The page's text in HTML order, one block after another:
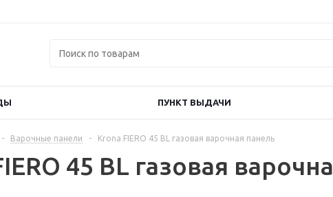
ПУНКТ ВЫДАЧИ
- Варочные панели - Krona FIERO 45 BL газовая варочная панель
45 BL газовая